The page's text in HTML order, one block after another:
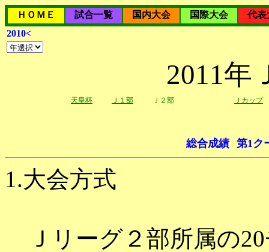
ＨＯＭＥ 試合一覧 国内大会 国際大会
代表
2010<
2011年
天皇杯 Ｊ１部 Ｊ２部 Ｊカップ
総合成績 第1ク
1.大会方式
Ｊリーグ２部所属の